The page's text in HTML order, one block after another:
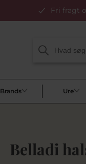
Fri fragt
Brands Ure
Belladi